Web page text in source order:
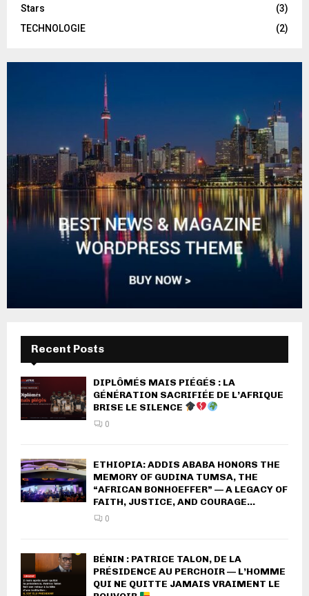
Stars
(3)
TECHNOLOGIE
(2)
Recent Posts
DIPLÔMÉS MAIS PIÉGÉS : LA
GÉNÉRATION SACRIFIÉE DE L’AFRIQUE
BRISE LE SILENCE
0
ETHIOPIA: ADDIS ABABA HONORS THE
MEMORY OF GUDINA TUMSA, THE
“AFRICAN BONHOEFFER” — A LEGACY OF
FAITH, JUSTICE, AND COURAGE...
0
BÉNIN : PATRICE TALON, DE LA
PRÉSIDENCE AU PERCHOIR — L’HOMME
QUI NE QUITTE JAMAIS VRAIMENT LE